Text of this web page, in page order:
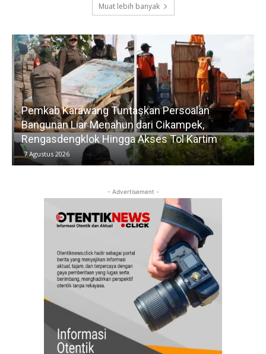
Muat lebih banyak
Pemkab Karawang Tuntaskan Persoalan
Bangunan Liar Menahun dari Cikampek,
Rengasdengklok Hingga Akses Tol Kartim
7 Agustus 2026
- Advertisement -